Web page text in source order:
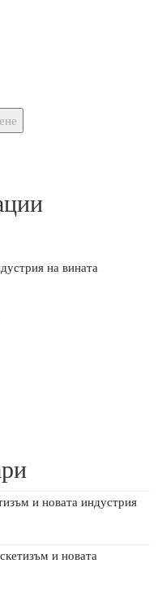
на вината
и новата индустрия
и новата